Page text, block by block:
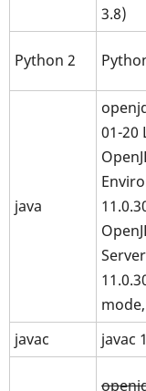
3.8)
Python 2
java
01-20
javac javac